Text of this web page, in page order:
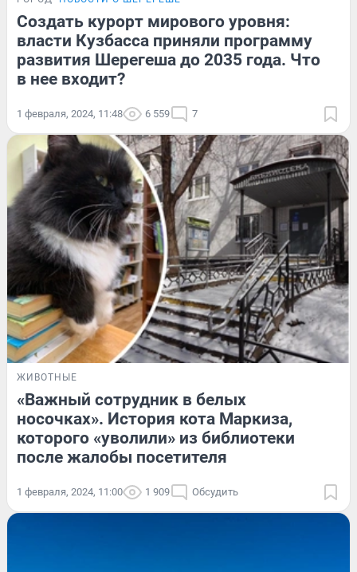
Создать курорт мирового уровня:
власти Кузбасса приняли программу
развития Шерегеша до 2035 года. Что
в нее входит?
1 февраля, 2024, 11:48 6 559 7
ЖИВОТНЫЕ
«Важный сотрудник в белых
носочках». История кота Маркиза,
которого «уволили» из библиотеки
после жалобы посетителя
1 февраля, 2024, 11:00 1 909 Обсудить